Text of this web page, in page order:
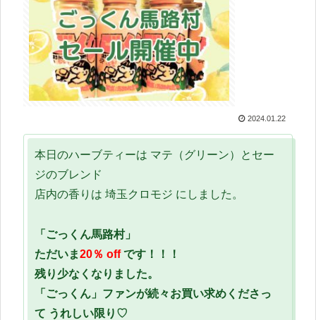
2024.01.22
本日のハーブティーは マテ（グリーン）とセー
ジのブレンド
店内の香りは 埼玉クロモジ にしました。
「ごっくん馬路村」
ただいま20％ offです！！！
残り少なくなりました。
「ごっくん」ファンが続々お買い求めくださっ
て うれしい限り♡